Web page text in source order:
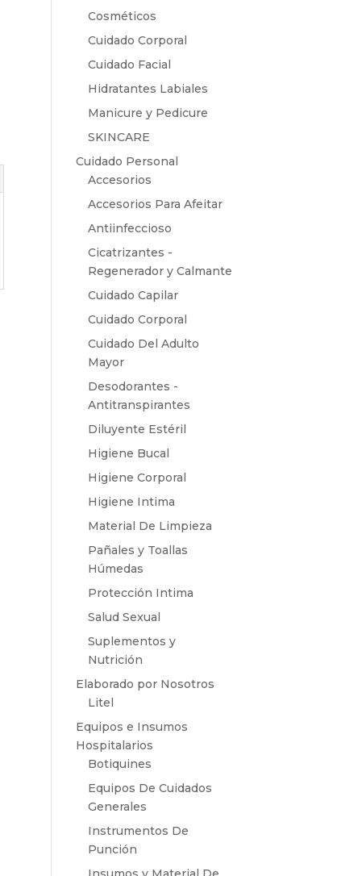
Cosméticos
Cuidado Corporal
Cuidado Facial
Hidratantes Labiales
Manicure y Pedicure
SKINCARE
Cuidado Personal
Accesorios
Accesorios Para Afeitar
Antiinfeccioso
Cicatrizantes -
Regenerador y Calmante
Cuidado Capilar
Cuidado Corporal
Cuidado Del Adulto
Mayor
Desodorantes -
Antitranspirantes
Diluyente Estéril
Higiene Bucal
Higiene Corporal
Higiene Intima
Material De Limpieza
Pañales y Toallas
Húmedas
Protección Intima
Salud Sexual
Suplementos y
Nutrición
Elaborado por Nosotros
Litel
Equipos e Insumos
Hospitalarios
Botiquines
Equipos De Cuidados
Generales
Instrumentos De
Punción